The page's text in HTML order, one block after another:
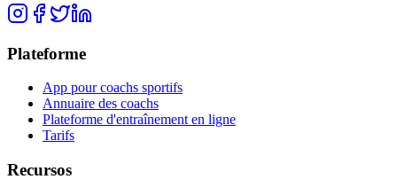
Plateforme
App pour coachs sportifs
Annuaire des coachs
Plateforme d'entraînement en ligne
Tarifs
Recursos